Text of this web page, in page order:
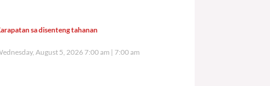
sa disenteng tahanan
August 5, 2026 7:00 am 7:00 am